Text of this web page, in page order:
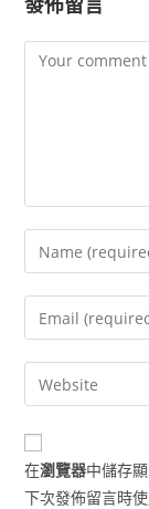
Comment
Enter
your
name
comment
Enter
your
email
address
comment
Enter
your
website
URL
(optional)
在瀏覽器中儲存
下次發佈留言時使